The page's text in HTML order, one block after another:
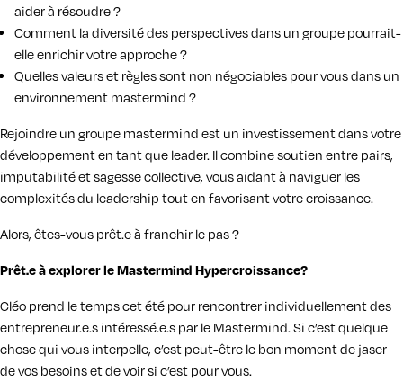
aider à résoudre ?
Comment la diversité des perspectives dans un groupe pourrait-
elle enrichir votre approche ?
Quelles valeurs et règles sont non négociables pour vous dans un
environnement mastermind ?
Rejoindre un groupe mastermind est un investissement dans votre
développement en tant que leader. Il combine soutien entre pairs,
imputabilité et sagesse collective, vous aidant à naviguer les
complexités du leadership tout en favorisant votre croissance.
Alors, êtes-vous prêt.e à franchir le pas ?
Prêt.e à explorer le Mastermind Hypercroissance?
Cléo prend le temps cet été pour rencontrer individuellement des
entrepreneur.e.s intéressé.e.s par le Mastermind. Si c’est quelque
chose qui vous interpelle, c’est peut-être le bon moment de jaser
de vos besoins et de voir si c’est pour vous.